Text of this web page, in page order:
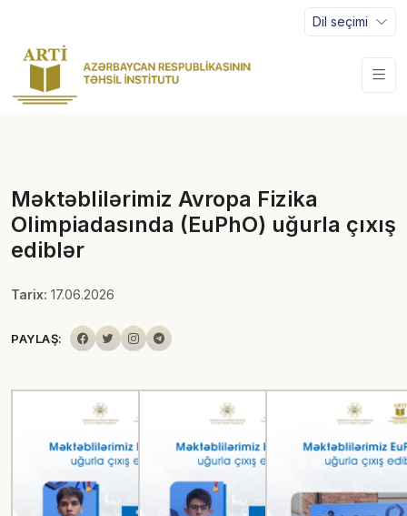
Dil seçimi
Məktəblilərimiz Avropa Fizika
Olimpiadasında (EuPhO) uğurla çıxış
ediblər
Tarix: 17.06.2026
PAYLAŞ: